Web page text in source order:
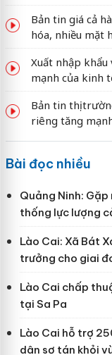
Bản tin giá cả
hóa, nhiều mặt
Xuất nhập
mạnh của kinh
Bản tin thị
riêng tăng
Bài đọc nhiều
Quảng Ninh:
thống lực lượng
Lào Cai: Xã Bát
trưởng cho giai
Lào Cai chấp
tại Sa Pa
Lào Cai hỗ trợ
dân sơ tán khỏi